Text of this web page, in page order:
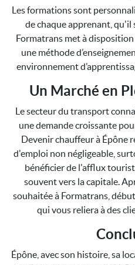
Les formations sont
de chaque apprenant, qu'il
Formatrans met à
une méthode
environnement
Un Marché en
Le secteur du transport
une demande croissante
Devenir chauffeur à Épône
d'emploi non négligeable,
bénéficier de l'afflux
souvent vers la capitale.
souhaitée à Formatrans,
qui vous reliera à des
Épône, avec son histoire, sa